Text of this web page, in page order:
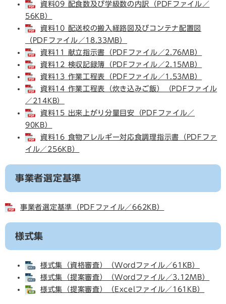
資料09 配食数及び学級数の内訳（PDFファイル／
56KB）
資料10 配送校の搬入経路図及びコンテナ配置図
（PDFファイル／18.33MB）
資料11 献立指示書（PDFファイル／2.76MB）
資料12 検収記録簿（PDFファイル／2.15MB）
資料13 作業工程表（PDFファイル／1.53MB）
資料14 作業工程表（炊き込みご飯）（PDFファイル
／214KB）
資料15 出来上がり分量目安（PDFファイル／
90KB）
資料16 食物アレルギー対応食調理指示書（PDFファ
イル／256KB）
事業者選定基準
事業者選定基準（PDFファイル／662KB）
様式集
様式集（資格審査）（Wordファイル／61KB）
様式集（提案審査）（Wordファイル／3.12MB）
様式集（提案審査）（Excelファイル／161KB）